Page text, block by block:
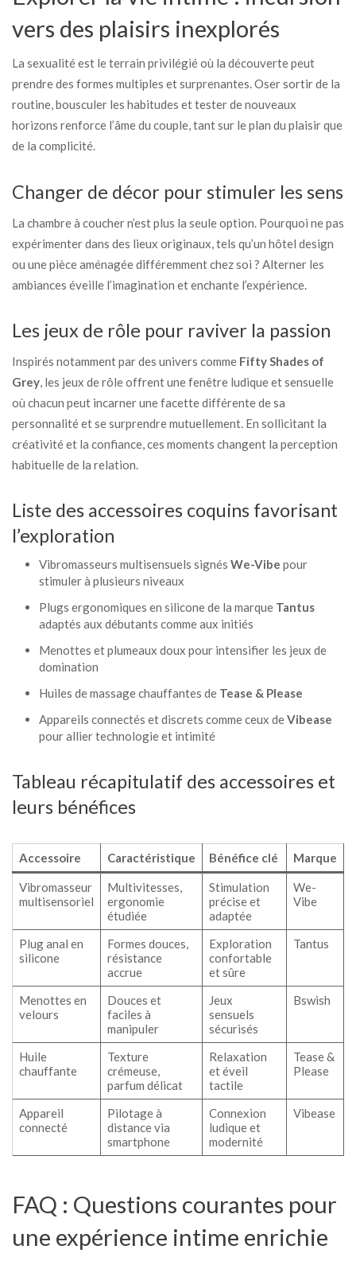
vers des plaisirs inexplorés
La sexualité est le terrain privilégié où la découverte peut
prendre des formes multiples et surprenantes. Oser sortir de la
routine, bousculer les habitudes et tester de nouveaux
horizons renforce l’âme du couple, tant sur le plan du plaisir que
de la complicité.
Changer de décor pour stimuler les sens
La chambre à coucher n’est plus la seule option. Pourquoi ne pas
expérimenter dans des lieux originaux, tels qu’un hôtel design
ou une pièce aménagée différemment chez soi ? Alterner les
ambiances éveille l’imagination et enchante l’expérience.
Les jeux de rôle pour raviver la passion
Inspirés notamment par des univers comme Fifty Shades of
Grey, les jeux de rôle offrent une fenêtre ludique et sensuelle
où chacun peut incarner une facette différente de sa
personnalité et se surprendre mutuellement. En sollicitant la
créativité et la confiance, ces moments changent la perception
habituelle de la relation.
Liste des accessoires coquins favorisant
l’exploration
Vibromasseurs multisensuels signés We-Vibe pour
stimuler à plusieurs niveaux
Plugs ergonomiques en silicone de la marque Tantus
adaptés aux débutants comme aux initiés
Menottes et plumeaux doux pour intensifier les jeux de
domination
Huiles de massage chauffantes de Tease & Please
Appareils connectés et discrets comme ceux deVibease
pour allier technologie et intimité
Tableau récapitulatif des accessoires et
leurs bénéfices
Accessoire Caractéristique Bénéfice clé Marque
Vibromasseur
multisensoriel
Multivitesses,
ergonomie
étudiée
Stimulation
précise et
adaptée
We-
Vibe
Plug anal en
silicone
Formes douces,
résistance
accrue
Exploration
confortable
et sûre
Tantus
Menottes en
velours
Douces et
faciles à
manipuler
Jeux
sensuels
sécurisés
Bswish
Huile
chauffante
Texture
crémeuse,
parfum délicat
Relaxation
et éveil
tactile
Tease &
Please
Appareil
connecté
Pilotage à
distance via
smartphone
Connexion
ludique et
modernité
Vibease
FAQ : Questions courantes pour
une expérience intime enrichie